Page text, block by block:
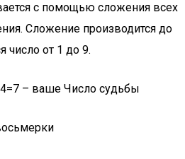
с помощью сложения всех
Сложение производится до
число от 1 до 9.
– ваше Число судьбы